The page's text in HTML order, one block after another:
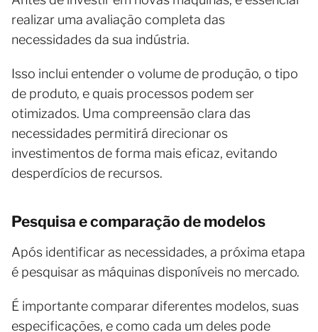
realizar uma avaliação completa das
necessidades da sua indústria.
Isso inclui entender o volume de produção, o tipo
de produto, e quais processos podem ser
otimizados. Uma compreensão clara das
necessidades permitirá direcionar os
investimentos de forma mais eficaz, evitando
desperdícios de recursos.
Pesquisa e comparação de modelos
Após identificar as necessidades, a próxima etapa
é pesquisar as máquinas disponíveis no mercado.
É importante comparar diferentes modelos, suas
especificações, e como cada um deles pode